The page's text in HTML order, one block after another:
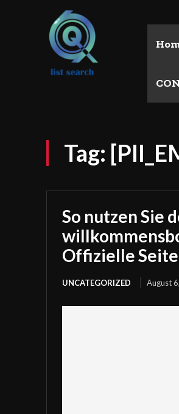
Tag:
So nutzen Sie
Offizielle Seite
UNCATEGORIZED August